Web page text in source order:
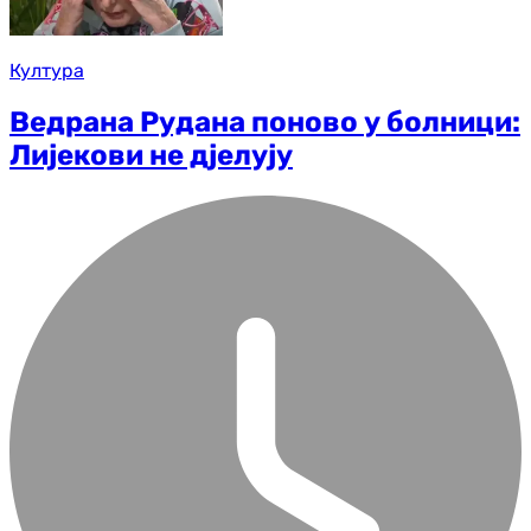
Култура
Ведрана Рудана поново у болници:
Лијекови не дјелују